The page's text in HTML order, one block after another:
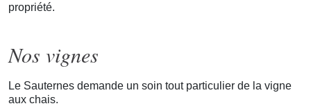
propriété.
Nos vignes
Le Sauternes demande un soin tout particulier de la vigne
aux chais.